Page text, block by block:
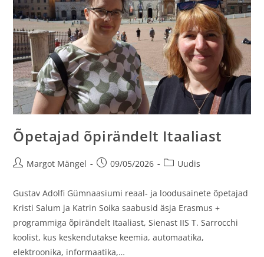
Õpetajad õpirändelt Itaaliast
Margot Mängel 09/05/2026 Uudis
Gustav Adolfi Gümnaasiumi reaal- ja loodusainete õpetajad
Kristi Salum ja Katrin Soika saabusid äsja Erasmus +
programmiga õpirändelt Itaaliast, Sienast IIS T. Sarrocchi
koolist, kus keskendutakse keemia, automaatika,
elektroonika, informaatika,…